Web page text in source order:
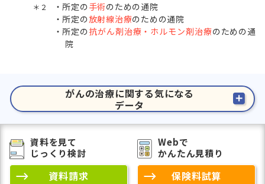
＊２ 所定の手術のための通院
所定の放射線治療のための通院
所定の抗がん剤治療・ホルモン剤治療のための通
院
がんの治療に関する気になる
データ
資料を見て
じっくり検討
資料請求
Webで
かんたん見積り
保険料試算